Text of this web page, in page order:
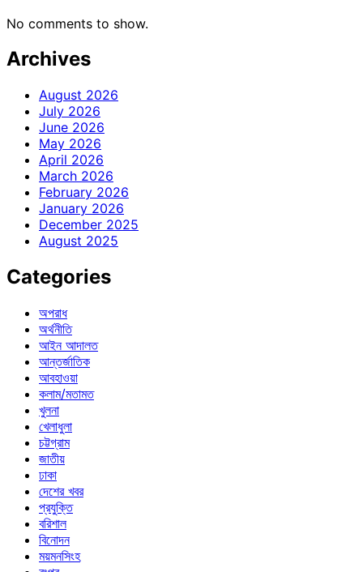
No comments to show.
Archives
August 2026
July 2026
June 2026
May 2026
April 2026
March 2026
February 2026
January 2026
December 2025
August 2025
Categories
অপরাধ
অর্থনীতি
আইন আদালত
আন্তর্জাতিক
আবহাওয়া
কলাম/মতামত
খুলনা
খেলাধুলা
চট্টগ্রাম
জাতীয়
ঢাকা
দেশের খবর
প্রযুক্তি
বরিশাল
বিনোদন
ময়মনসিংহ